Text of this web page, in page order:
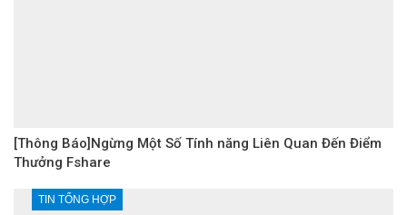
[Thông Báo]Ngừng Một Số Tính năng Liên Quan Đến Điểm
Thưởng Fshare
TIN TỔNG HỢP